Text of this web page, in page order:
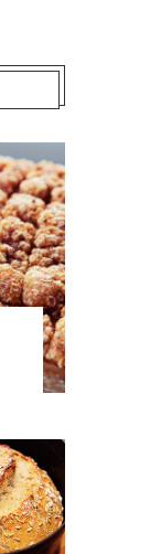
FRA
desember 13, 2018